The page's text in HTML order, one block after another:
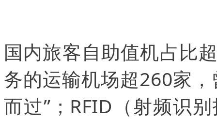
国内旅客自助值机占比
务的运输机场超260家
而过”；RFID（射频识